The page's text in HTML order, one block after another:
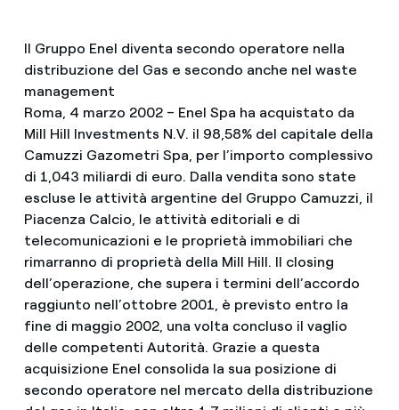
Il Gruppo Enel diventa secondo operatore nella
distribuzione del Gas e secondo anche nel waste
management
Roma, 4 marzo 2002 – Enel Spa ha acquistato da
Mill Hill Investments N.V. il 98,58% del capitale della
Camuzzi Gazometri Spa, per l’importo complessivo
di 1,043 miliardi di euro. Dalla vendita sono state
escluse le attività argentine del Gruppo Camuzzi, il
Piacenza Calcio, le attività editoriali e di
telecomunicazioni e le proprietà immobiliari che
rimarranno di proprietà della Mill Hill. Il closing
dell’operazione, che supera i termini dell’accordo
raggiunto nell’ottobre 2001, è previsto entro la
fine di maggio 2002, una volta concluso il vaglio
delle competenti Autorità. Grazie a questa
acquisizione Enel consolida la sua posizione di
secondo operatore nel mercato della distribuzione